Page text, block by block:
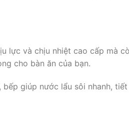
lực và chịu nhiệt cao cấp mà
cho bàn ăn của bạn.
bếp giúp nước lẩu sôi nhanh,